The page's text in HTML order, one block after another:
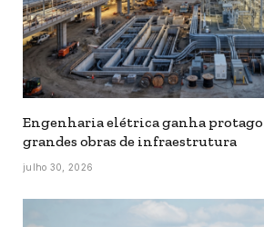
Engenharia elétrica ganha
grandes obras de infraestrutura
julho 30, 2026